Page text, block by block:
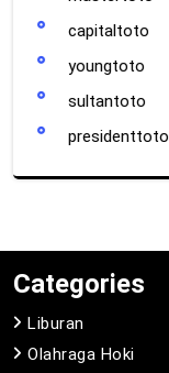
capitaltoto
youngtoto
sultantoto
presidenttoto
Categories
Liburan
Olahraga Hoki